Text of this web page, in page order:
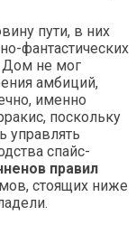
пути, в них
фантастических
Дом не мог
амбиций,
именно
поскольку
управлять
спайс-
правил
стоящих ниже